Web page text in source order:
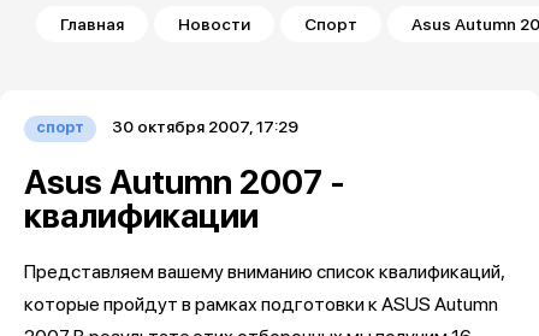
Строка навигации
Главная Новости Спорт Asus Autumn
спорт 30 октября 2007, 17:29
Asus Autumn 2007 -
квалификации
Представляем вашему вниманию список квалификаций,
которые пройдут в рамках подготовки к ASUS Autumn